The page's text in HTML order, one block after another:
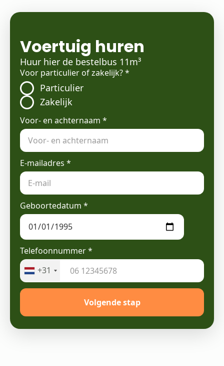
Voertuig huren
Huur hier de bestelbus 11m³
Voor particulier of zakelijk?*
Particulier
Zakelijk
Voor- en achternaam *
E-mailadres *
Geboortedatum *
Telefoonnummer*
+31
Volgende stap